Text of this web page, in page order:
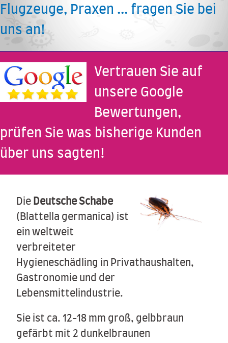
Flugzeuge, Praxen ... fragen Sie bei
uns an!
Vertrauen Sie auf
unsere Google
Bewertungen,
prüfen Sie was bisherige Kunden
über uns sagten!
Die Deutsche Schabe
(Blattella germanica) ist
ein weltweit
verbreiteter
Hygieneschädling in Privathaushalten,
Gastronomie und der
Lebensmittelindustrie.
Sie ist ca. 12-18 mm groß, gelbbraun
gefärbt mit 2 dunkelbraunen